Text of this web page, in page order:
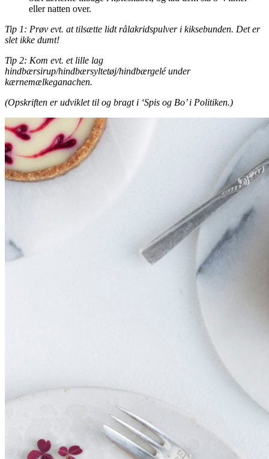
eller natten over.
Tip 1: Prøv evt. at tilsætte lidt rålakridspulver i kiksebunden. Det er
slet ikke dumt!
Tip 2: Kom evt. et lille lag
hindbærsirup/hindbærsyltetøj/hindbærgelé under
kærnemælkeganachen.
(Opskriften er udviklet til og bragt i ‘Spis og Bo’ i Politiken.)